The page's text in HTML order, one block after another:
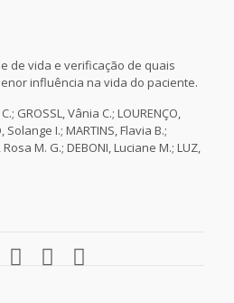
de vida e verificação de quais
influência na vida do paciente.
GROSSL, Vânia C.; LOURENÇO,
Solange I.; MARTINS, Flavia B.;
Rosa M. G.; DEBONI, Luciane M.; LUZ,